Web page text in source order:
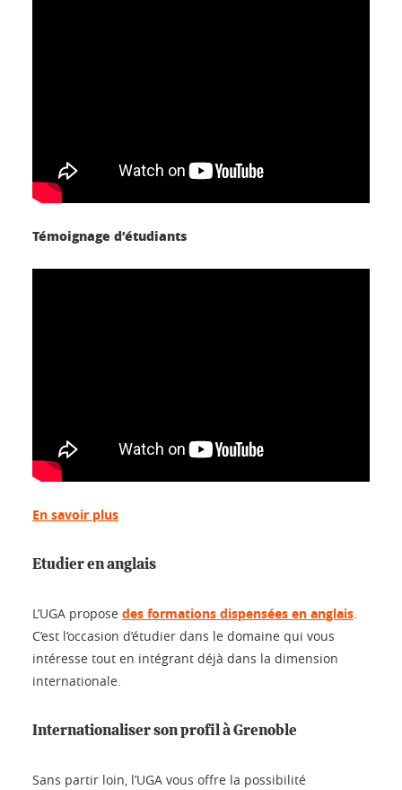
Témoignage d’étudiants
En savoir plus
Etudier en anglais
L’UGA propose des formations dispensées en anglais.
C’est l’occasion d’étudier dans le domaine qui vous
intéresse tout en intégrant déjà dans la dimension
internationale.
Internationaliser son profil à Grenoble
Sans partir loin, l’UGA vous offre la possibilité